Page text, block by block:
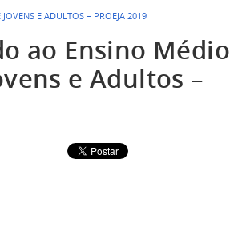
E ADULTOS – PROEJA 2019
ao Ensino Médio
e Adultos –